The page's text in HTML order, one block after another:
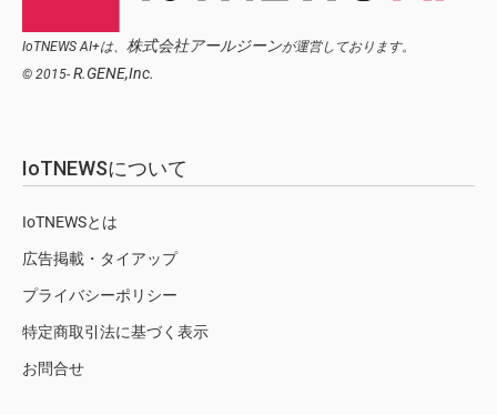
IoTNEWS AI+は、 株式会社アールジーンが運営しております。
© 2015- R.GENE,Inc.
IoTNEWSについて
IoTNEWSとは
広告掲載・タイアップ
プライバシーポリシー
特定商取引法に基づく表示
お問合せ